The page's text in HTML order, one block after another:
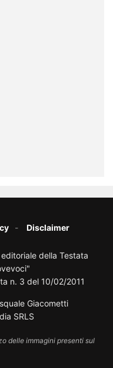
Disclaimer
della Testata
n. 3 del 10/02/2011
Giacometti
SRLS
delle immagini presenti sul